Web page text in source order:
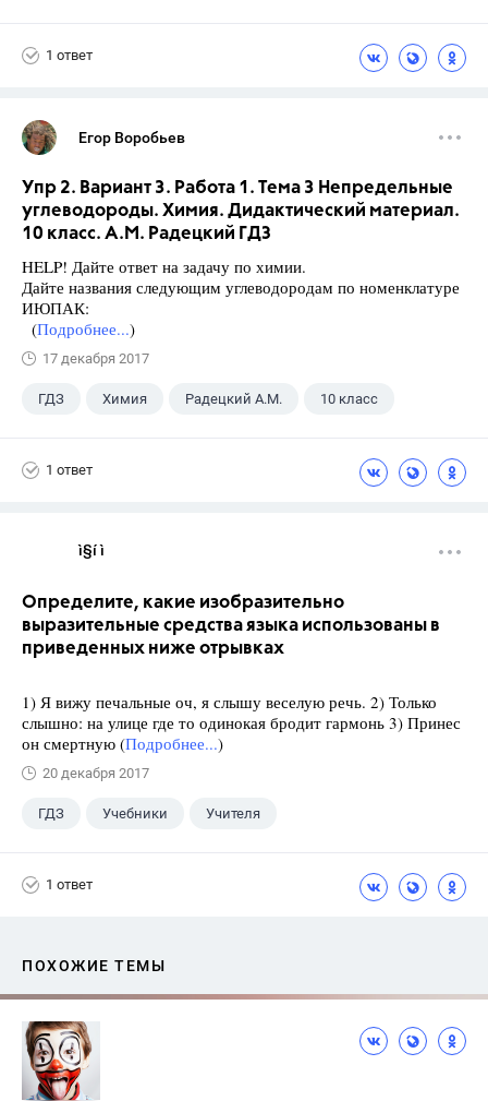
1 ответ
Егор Воробьев
Упр 2. Вариант 3. Работа 1. Тема 3 Непредельные
углеводороды. Химия. Дидактический материал.
10 класс. А.М. Радецкий ГДЗ
HELP! Дайте ответ на задачу по химии.
Дайте названия следующим углеводородам по номенклатуре
ИЮПАК:
(Подробнее...)
17 декабря 2017
ГДЗ Химия Радецкий А.М. 10 класс
1 ответ
ì§í ì 
Определите, какие изобразительно
выразительные средства языка использованы в
приведенных ниже отрывках
1) Я вижу печальные оч, я слышу веселую речь. 2) Только
слышно: на улице где то одинокая бродит гармонь 3) Принес
он смертную (Подробнее...)
20 декабря 2017
ГДЗ Учебники Учителя
1 ответ
ПОХОЖИЕ ТЕМЫ